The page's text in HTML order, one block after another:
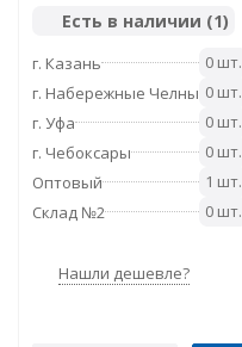
Есть в наличии (1)
г. Казань
0 шт.
г. Набережные Челны 0 шт.
г. Уфа
0 шт.
г. Чебоксары
0 шт.
Оптовый
1 шт.
Склад №2
0 шт.
Нашли дешевле?